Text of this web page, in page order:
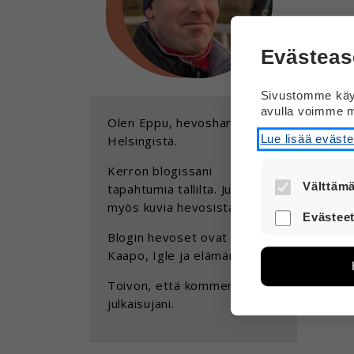
Olen Eppu, hevosharrastaja
Helsingistä.
Kerron blogissani
tapahtumia tallilta. Julkaisen
myös kuvia hevosista.
Blogin hevoset ovat Pasi,
Kaapo, Igle ja elämäni Edi.
Toivon, että kommentoit
julkaisujani.
Sivustomme
avulla voimme
Lue lisää
Nämä
turvallisesti.
avulla
Tietoa
sivuilla
Voit valita,